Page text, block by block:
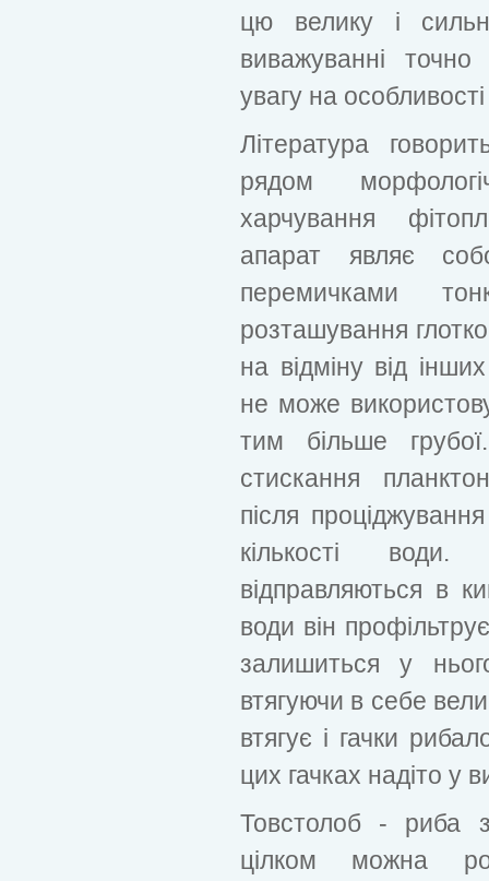
цю велику і
виважуванні
увагу на
Література
рядом
харчування
апарат являє
перемичками
розташування
на відміну від
не може
тим більше
стискання
після
кількості
відправляються в
води він
залишиться у
втягуючи в себе
втягує і гачки
цих гачках надіто у
Товстолоб - риба
цілком можна